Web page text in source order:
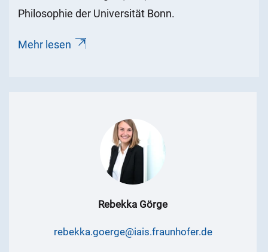
Philosophie der Universität Bonn.
Mehr lesen
Rebekka Görge
rebekka.goerge@iais.fraunhofer.de